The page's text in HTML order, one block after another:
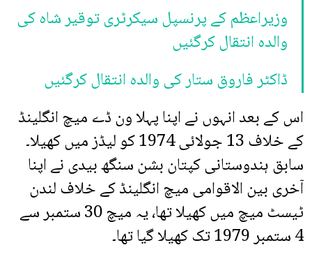
وزیراعظم کے پرنسپل سیکرٹری توقیر شاہ کی
والدہ انتقال کرگئیں
ڈاکٹر فاروق ستار کی والدہ انتقال کرگئیں
اس کے بعد انہوں نے اپنا پہلا ون ڈے میچ انگلینڈ
کے خلاف 13 جولائی 1974 کو لیڈز میں کھیلا۔
سابق ہندوستانی کپتان بشن سنگھ بیدی نے اپنا
آخری بین الاقوامی میچ انگلینڈ کے خلاف لندن
ٹیسٹ میچ میں کھیلا تھا، یہ میچ 30 ستمبر سے
4 ستمبر 1979 تک کھیلا گیا تھا۔